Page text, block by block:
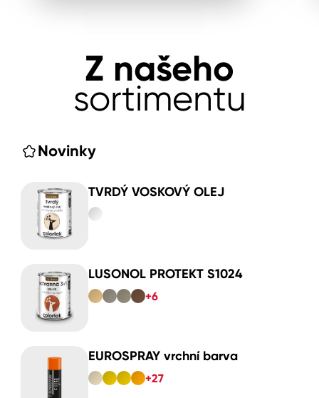
Z našeho
sortimentu
Novinky
TVRDÝ VOSKOVÝ OLEJ
LUSONOL PROTEKT S1024
+6
EUROSPRAY vrchní barva
+27